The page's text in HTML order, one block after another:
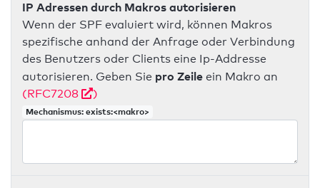
IP Adressen durch Makros autorisieren
Wenn der SPF evaluiert wird, können Makros
spezifische anhand der Anfrage oder Verbindung
des Benutzers oder Clients eine Ip-Addresse
autorisieren. Geben Sie pro Zeile ein Makro an
(RFC7208
)
Mechanismus: exists:<makro>